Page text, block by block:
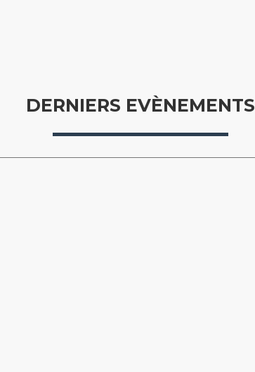
DERNIERS EVÈNEMENTS